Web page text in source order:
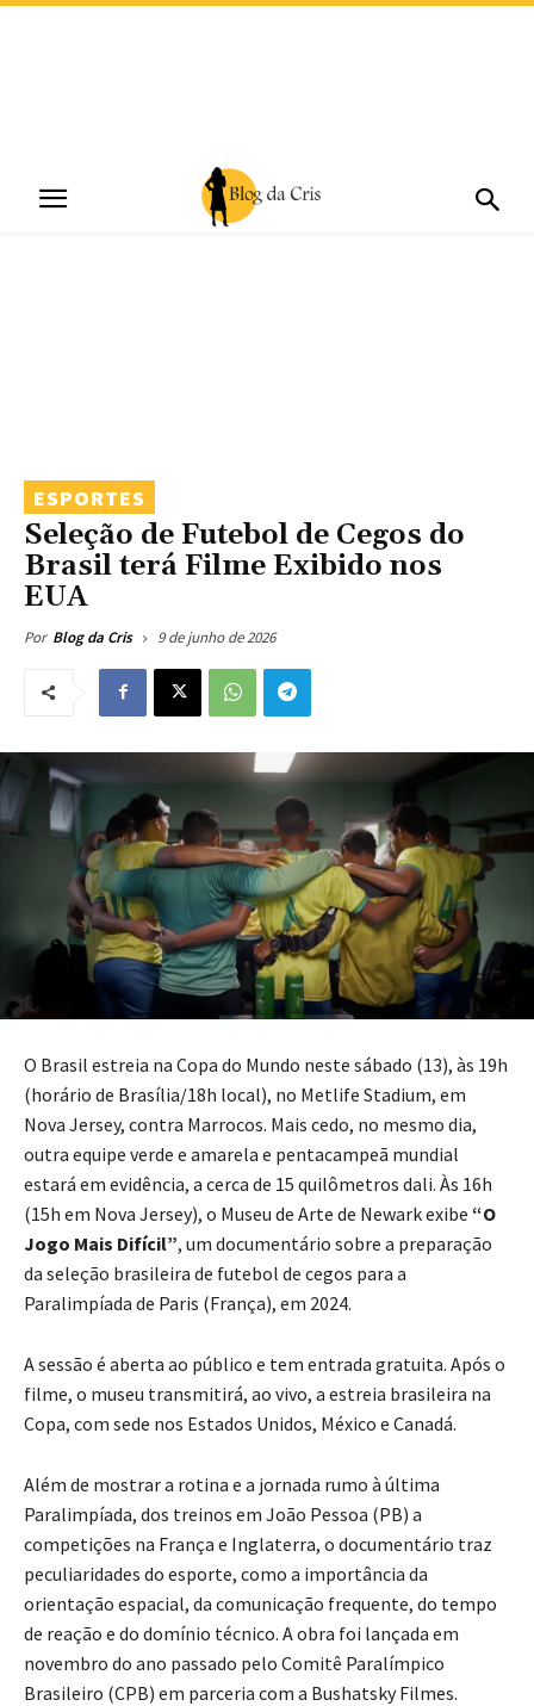
ESPORTES
Seleção de Futebol de Cegos do
Brasil terá Filme Exibido nos
EUA
Por Blog da Cris 9 de junho de 2026
O Brasil estreia na Copa do Mundo neste sábado (13), às 19h
(horário de Brasília/18h local), no Metlife Stadium, em
Nova Jersey, contra Marrocos. Mais cedo, no mesmo dia,
outra equipe verde e amarela e pentacampeã mundial
estará em evidência, a cerca de 15 quilômetros dali. Às 16h
(15h em Nova Jersey), o Museu de Arte de Newark exibe “O
Jogo Mais Difícil”, um documentário sobre a preparação
da seleção brasileira de futebol de cegos para a
Paralimpíada de Paris (França), em 2024.
A sessão é aberta ao público e tem entrada gratuita. Após o
filme, o museu transmitirá, ao vivo, a estreia brasileira na
Copa, com sede nos Estados Unidos, México e Canadá.
Além de mostrar a rotina e a jornada rumo à última
Paralimpíada, dos treinos em João Pessoa (PB) a
competições na França e Inglaterra, o documentário traz
peculiaridades do esporte, como a importância da
orientação espacial, da comunicação frequente, do tempo
de reação e do domínio técnico. A obra foi lançada em
novembro do ano passado pelo Comitê Paralímpico
Brasileiro (CPB) em parceria com a Bushatsky Filmes.